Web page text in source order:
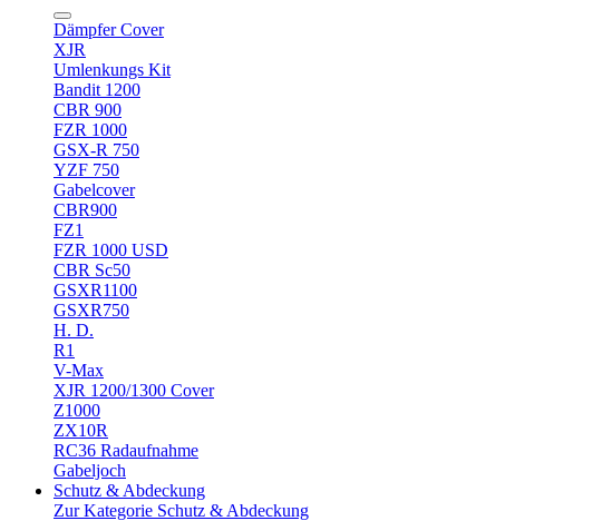
Dämpfer Cover
XJR
Umlenkungs Kit
Bandit 1200
CBR 900
FZR 1000
GSX-R 750
YZF 750
Gabelcover
CBR900
FZ1
FZR 1000 USD
CBR Sc50
GSXR1100
GSXR750
H. D.
R1
V-Max
XJR 1200/1300 Cover
Z1000
ZX10R
RC36 Radaufnahme
Gabeljoch
Schutz & Abdeckung
Zur Kategorie Schutz & Abdeckung